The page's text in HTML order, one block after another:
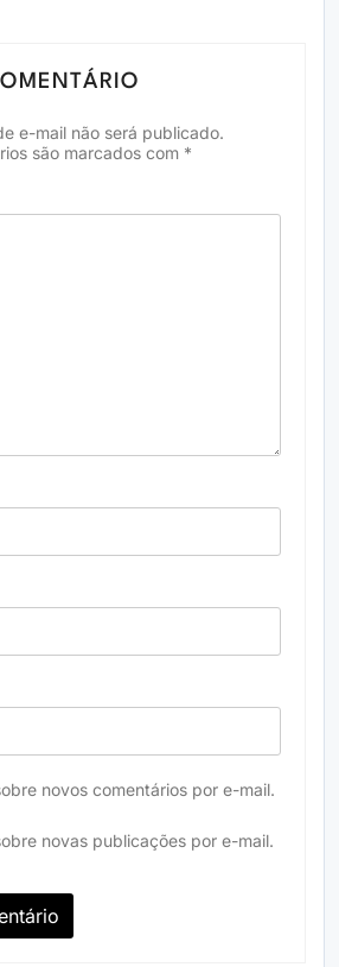
e-mail não será publicado.
são marcados com *
novos comentários por e-mail.
novas publicações por e-mail.